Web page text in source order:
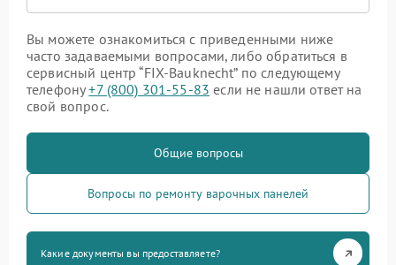
Вы можете ознакомиться с приведенными ниже
часто задаваемыми вопросами, либо обратиться в
сервисный центр “FIX-Bauknecht” по следующему
телефону+7 (800) 301-55-83 если не нашли ответ на
свой вопрос.
Общие вопросы
Вопросы по ремонту варочных панелей
Какие документы вы предоставляете?